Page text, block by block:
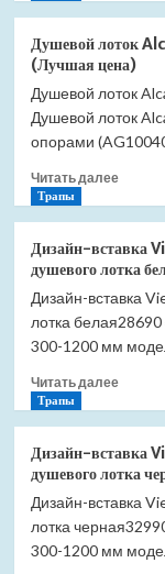
лоток
AlcaPlast
APZ10
Simple
APZ10-
(Лучшая
Душевой лоток
(Лучшая цена)
Душевой лоток
Душевой лоток
опорами
Читать далее
лоток
APZ10
Simple
APZ10-
(Лучшая
Трапы
Дизайн-вставка
душевого лотка
Дизайн-вставка
лотка
300-1200 мм
Читать далее
Дизайн-
Viega
Vario
736590
Трапы
Дизайн-вставка
душевого лотка
Дизайн-вставка
лотка
300-1200 мм